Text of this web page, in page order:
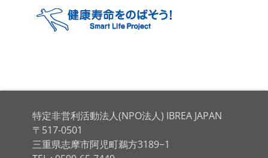
特定非営利活動法人(NPO法人) IBREA JAPAN
〒517-0501
三重県志摩市阿児町鵜方3189−1